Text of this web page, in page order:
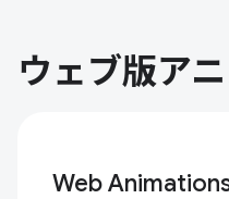
ウェブ版ア
Web